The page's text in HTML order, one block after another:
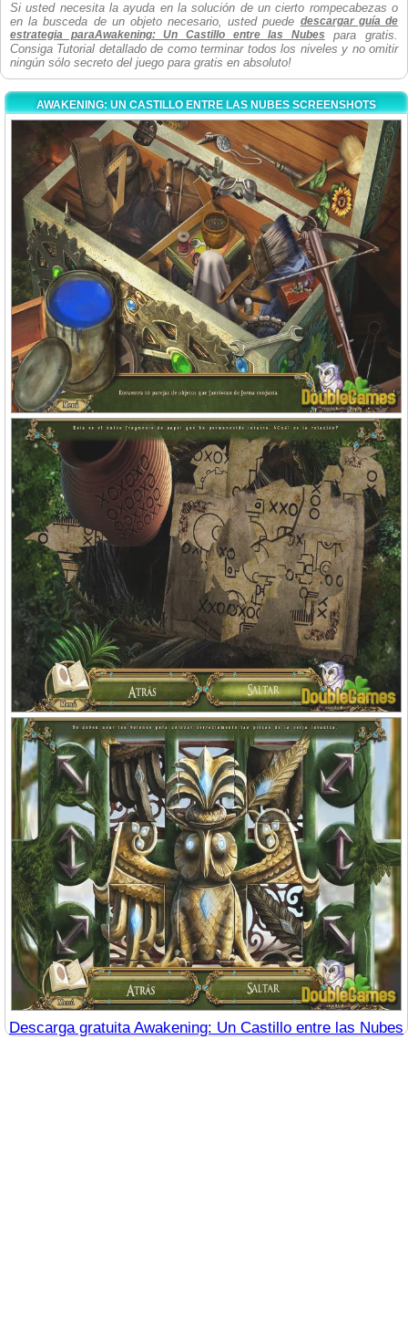
Si usted necesita la ayuda en la solución de un cierto rompecabezas o
en la busceda de un objeto necesario, usted puede descargar guía de
estrategia paraAwakening: Un Castillo entre las Nubes para gratis.
Consiga Tutorial detallado de como terminar todos los niveles y no omitir
ningún sólo secreto del juego para gratis en absoluto!
AWAKENING: UN CASTILLO ENTRE LAS NUBES SCREENSHOTS
Descarga gratuita Awakening: Un Castillo entre las Nubes